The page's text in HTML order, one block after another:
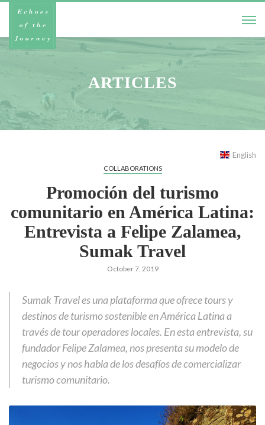
ARTICLES
English
COLLABORATIONS
Promoción del turismo
comunitario en América Latina:
Entrevista a Felipe Zalamea,
Sumak Travel
October 7, 2019
Sumak Travel es una plataforma que ofrece tours y
destinos de turismo sostenible en América Latina a
través de tour operadores locales. En esta entrevista, su
fundador Felipe Zalamea, nos presenta su modelo de
negocios y nos habla de los desafíos de comercializar
turismo comunitario.